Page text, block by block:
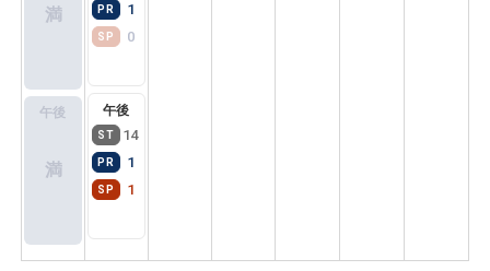
満
午後
満
PR 1
SP 0
午後
ST 14
PR 1
SP 1